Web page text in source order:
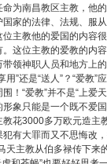
为南昌教区主教，他
家的法律、法规、服
主教他的爱国的内容
这位主教的爱教的内
领神职人员和地方上
用”还是“送人”？“爱教
！“爱教”并不是“上爱
象只能是一个既不爱
花3000多万欧元造主
有大罪而又不思悔改
天主教从伯多禄传下来